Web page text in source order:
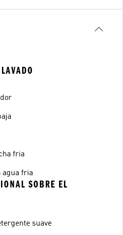
fria
agua fria
SOBRE EL
suave